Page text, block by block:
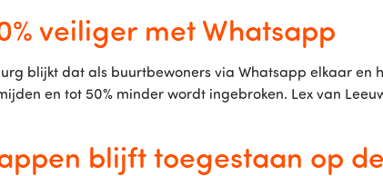
veiliger met Whatsapp
blijkt dat als buurtbewoners via Whatsapp elkaar
en tot 50% minder wordt ingebroken. Lex van
blijft toegestaan op